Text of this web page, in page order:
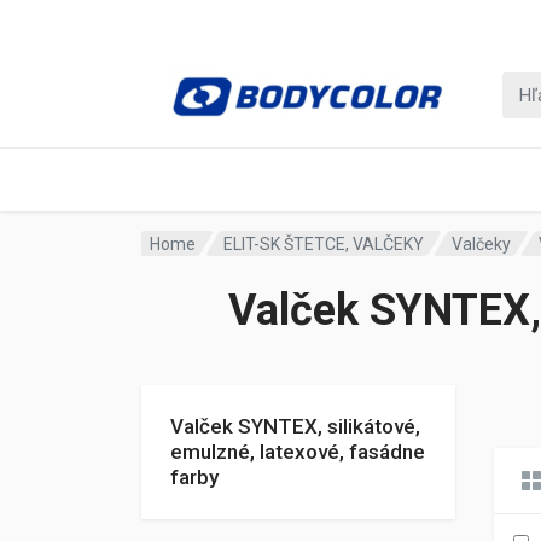
Home ELIT-SK ŠTETCE, VALČEKY Valčeky
Valček
Valček SYNTEX, silikátové,
emulzné, latexové, fasádne
farby